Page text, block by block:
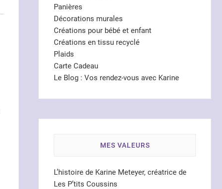
Panières
Décorations murales
Créations pour bébé et enfant
Créations en tissu recyclé
Plaids
Carte Cadeau
Le Blog : Vos rendez-vous avec Karine
MES VALEURS
L’histoire de Karine Meteyer, créatrice de
Les P’tits Coussins